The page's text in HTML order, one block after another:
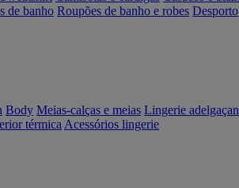
de banho Roupões de banho e robes Desporto
Body Meias-calças e meias Lingerie
térmica Acessórios lingerie